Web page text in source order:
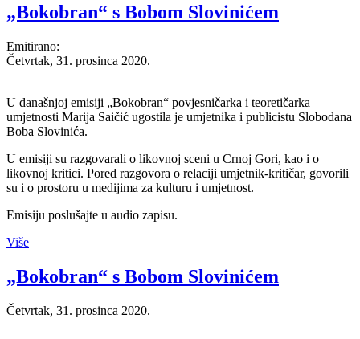
„Bokobran“ s Bobom Slovinićem
Emitirano:
Četvrtak, 31. prosinca 2020.
U današnjoj emisiji „Bokobran“ povjesničarka i teoretičarka
umjetnosti Marija Saičić ugostila je umjetnika i publicistu Slobodana
Boba Slovinića.
U emisiji su razgovarali o likovnoj sceni u Crnoj Gori, kao i o
likovnoj kritici. Pored razgovora o relaciji umjetnik-kritičar, govorili
su i o prostoru u medijima za kulturu i umjetnost.
Emisiju poslušajte u audio zapisu.
Više
„Bokobran“ s Bobom Slovinićem
Četvrtak, 31. prosinca 2020.